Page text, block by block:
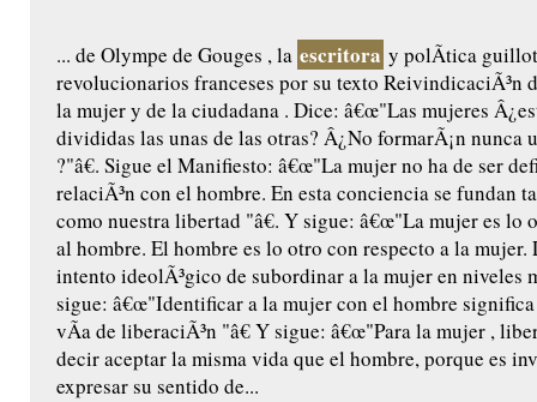
... de Olympe de Gouges , la escritora y polÃ­tica
revolucionarios franceses por su texto ReivindicaciÃ³n
la mujer y de la ciudadana . Dice: â€œ"Las mujeres
divididas las unas de las otras? Â¿No formarÃ¡n nunca
?"â€. Sigue el Manifiesto: â€œ"La mujer no ha de ser
relaciÃ³n con el hombre. En esta conciencia se fundan
como nuestra libertad "â€. Y sigue: â€œ"La mujer es lo
al hombre. El hombre es lo otro con respecto a la mujer.
intento ideolÃ³gico de subordinar a la mujer en niveles
sigue: â€œ"Identificar a la mujer con el hombre
vÃ­a de liberaciÃ³n "â€ Y sigue: â€œ"Para la mujer ,
decir aceptar la misma vida que el hombre, porque es
expresar su sentido de...